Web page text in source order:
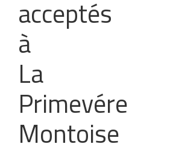
acceptés
à
La
Primevére
Montoise